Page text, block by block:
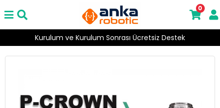
Kurulum ve Kurulum Sonrası Ücretsiz Destek
0